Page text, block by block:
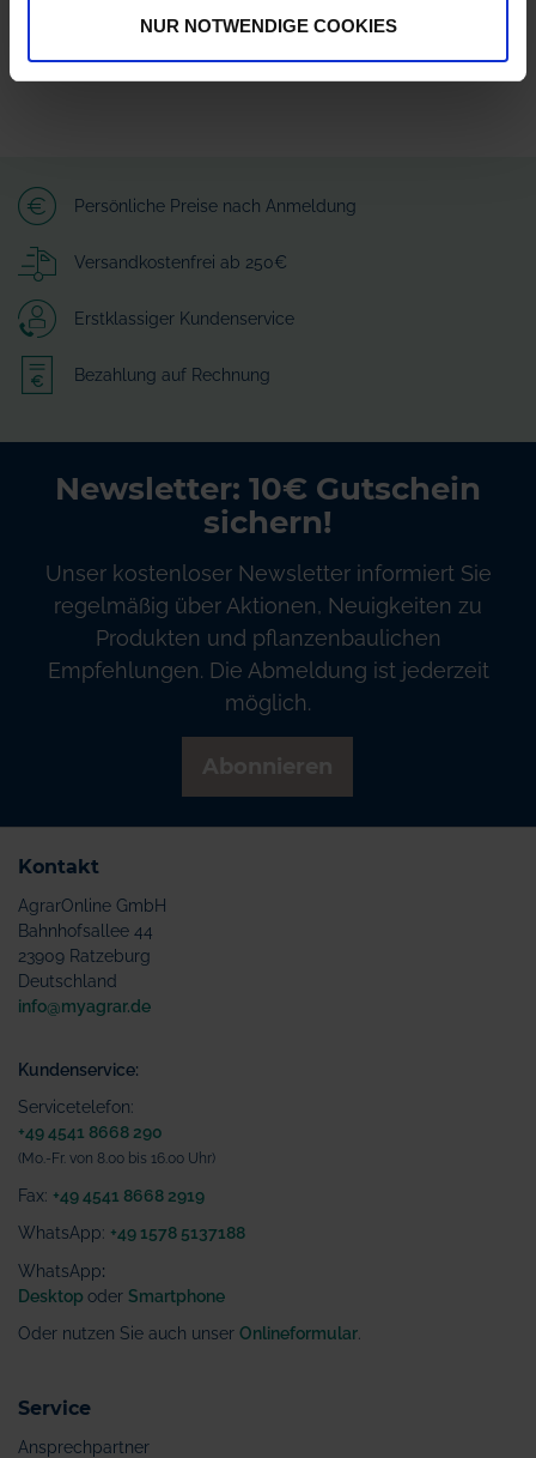
NUR NOTWENDIGE COOKIES
Persönliche Preise nach Anmeldung
Versandkostenfrei ab 250€
Erstklassiger Kundenservice
Bezahlung auf Rechnung
Newsletter: 10€ Gutschein
sichern!
Unser kostenloser Newsletter informiert Sie
regelmäßig über Aktionen, Neuigkeiten zu
Produkten und pflanzenbaulichen
Empfehlungen. Die Abmeldung ist jederzeit
möglich.
Kontakt
AgrarOnline GmbH
Bahnhofsallee 44
23909 Ratzeburg
Deutschland
info@myagrar.de
Kundenservice:
Servicetelefon:
+49 4541 8668 290
(Mo.-Fr. von 8.00 bis 16.00 Uhr)
Fax: +49 4541 8668 2919
WhatsApp: +49 1578 5137188
WhatsApp:
Desktop oder Smartphone
Oder nutzen Sie auch unser Onlineformular
Service
Ansprechpartner